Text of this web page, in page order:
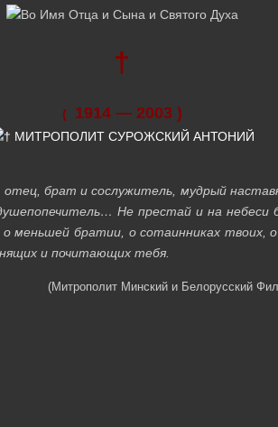
†
( 1914 — 2003 )
отец, брат и сослужитель, мудрый
Не престай и на небеси
меньшей братии, о сотаинниках твоих, о
и почитающих тебя.
(Митрополит Минский и Белорусский